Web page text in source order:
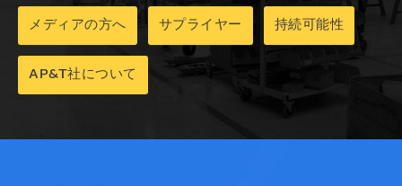
メディアの方へ サプライヤー 持続可能性
AP&T社について